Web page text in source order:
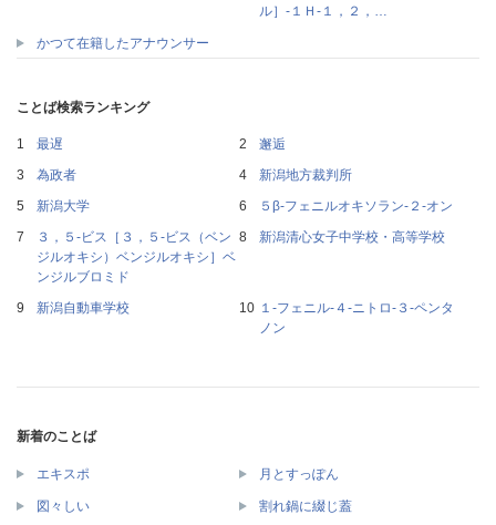
ル］‐１Ｈ‐１，２，…
かつて在籍したアナウンサー
ことば検索ランキング
最遅
邂逅
為政者
新潟地方裁判所
新潟大学
５β‐フェニルオキソラン‐２‐オン
３，５‐ビス［３，５‐ビス（ベン
ジルオキシ）ベンジルオキシ］ベ
ンジルブロミド
新潟清心女子中学校・高等学校
新潟自動車学校
１‐フェニル‐４‐ニトロ‐３‐ペンタ
ノン
新着のことば
エキスポ 月とすっぽん
図々しい 割れ鍋に綴じ蓋